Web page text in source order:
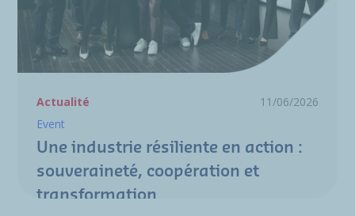
Actualité
11/06/2026
Event
Une industrie résiliente en action :
souveraineté, coopération et
transformation